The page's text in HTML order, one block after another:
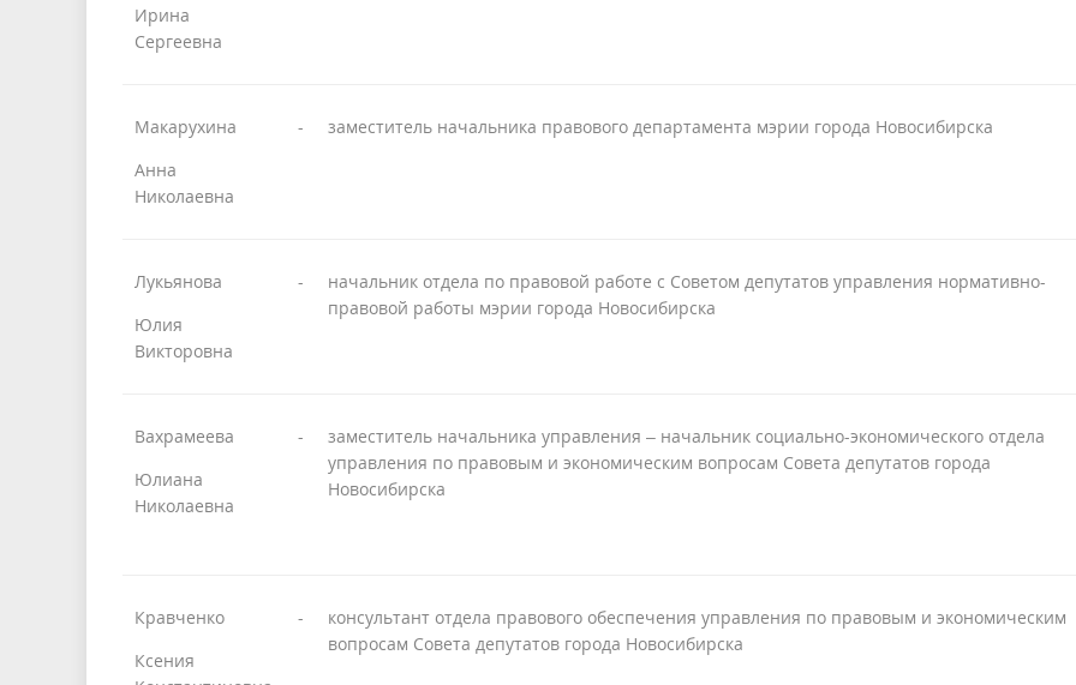
Ирина
Сергеевна
Макарухина
Анна
Николаевна
- заместитель начальника правового департамента мэрии города Новосибирска
Лукьянова
Юлия
Викторовна
-
начальник отдела по правовой работе с Советом депутатов управления нормативно-
правовой работы мэрии города Новосибирска
Вахрамеева
Юлиана
Николаевна
-
заместитель начальника управления – начальник социально-экономического отдела
управления по правовым и экономическим вопросам Совета депутатов города
Новосибирска
Кравченко
Ксения
-
консультант отдела правового обеспечения управления по правовым и экономическим
вопросам Совета депутатов города Новосибирска